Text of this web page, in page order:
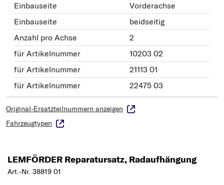
Einbauseite
Vorderachse
Einbauseite
beidseitig
Anzahl pro Achse
2
für Artikelnummer
10203 02
für Artikelnummer
21113 01
für Artikelnummer
22475 03
Original-Ersatzteilnummern anzeigen
Fahrzeugtypen
LEMFÖRDER Reparatursatz, Radaufhängung
Art.-Nr. 38819 01